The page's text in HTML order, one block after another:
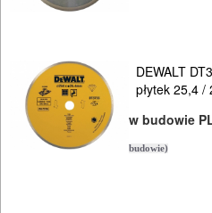
HYDRAULICZNE
NARZĘDZIA
INSTALACYJNE,
DEWALT
płytek 25,4 /
w budowie
budowie)